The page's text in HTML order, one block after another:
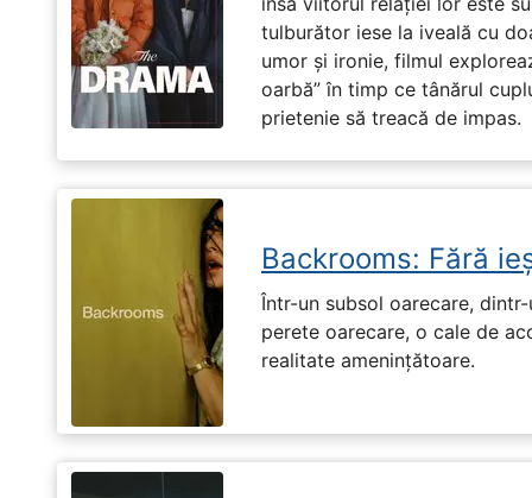
tulburător iese la iveală cu
umor și ironie, filmul
oarbă” în timp ce tânărul
prietenie să treacă de impas.
Backrooms: Fără
Într-un subsol oarecare,
perete oarecare, o cale de
realitate amenințătoare.